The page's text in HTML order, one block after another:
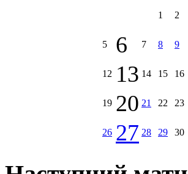
1 2
5 6 7 8 9
12 13 14 15 16
19 20 21 22 23
26 27 28 29 30